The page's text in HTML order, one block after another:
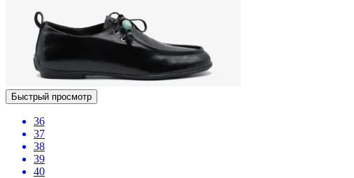
Быстрый просмотр
36
37
38
39
40